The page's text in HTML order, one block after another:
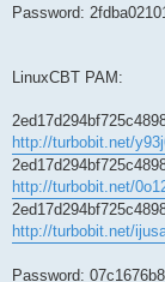
Password:
LinuxCBT PAM:
http://turbobit.net/
http://turbobit.net/
http://turbobit.net/
Password: